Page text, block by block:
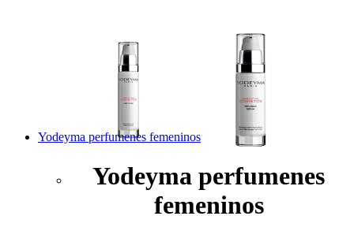
Yodeyma perfumenes femeninos
Yodeyma perfumenes
femeninos